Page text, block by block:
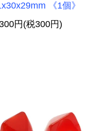
《1個》
円(税300円)